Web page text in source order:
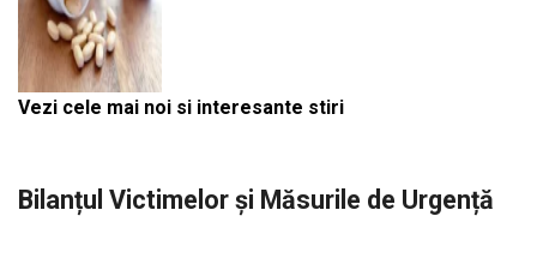
Vezi cele mai noi si interesante stiri
Bilanțul Victimelor și Măsurile de Urgență